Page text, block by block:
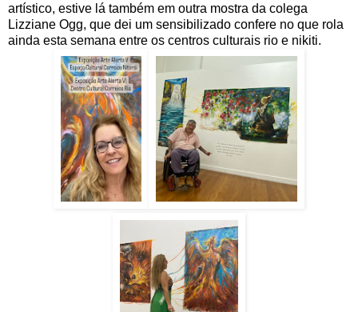
artístico, estive lá também em outra mostra da colega
Lizziane Ogg, que dei um sensibilizado confere no que rola
ainda esta semana entre os centros culturais rio e nikiti.